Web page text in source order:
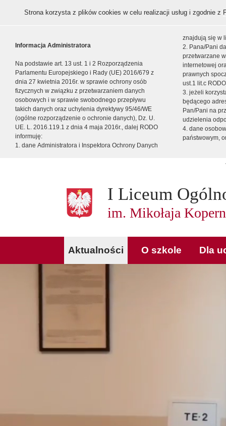
Strona korzysta z plików cookies w celu realizacji usług i zgodnie z
Informacja Administratora
Na podstawie art. 13 ust. 1 i 2 Rozporządzenia
Parlamentu Europejskiego i Rady (UE) 2016/679 z
dnia 27 kwietnia 2016r. w sprawie ochrony osób
fizycznych w związku z przetwarzaniem danych
osobowych i w sprawie swobodnego przepływu
takich danych oraz uchylenia dyrektywy 95/46/WE
(ogólne rozporządzenie o ochronie danych), Dz. U.
UE. L. 2016.119.1 z dnia 4 maja 2016r., dalej RODO
informuję:
1. dane Administratora i Inspektora Ochrony Danych
znajdują się w
2. Pana/Pani
przetwarzane
internetowej
prawnych
ust.1 lit.c
3. jeżeli
będącego
Pan/Pani na
udzielenia
4. dane
państwowym,
I Liceum
im. Mikołaja
Aktualności O szkole Dla